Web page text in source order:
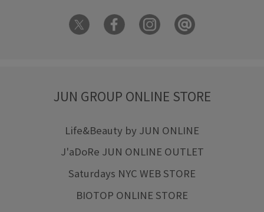
JUN GROUP ONLINE STORE
Life&Beauty by JUN ONLINE
J'aDoRe JUN ONLINE OUTLET
Saturdays NYC WEB STORE
BIOTOP ONLINE STORE